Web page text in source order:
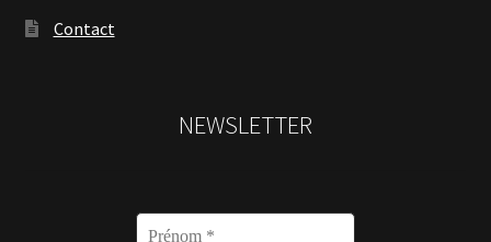
Contact
NEWSLETTER